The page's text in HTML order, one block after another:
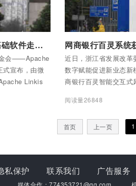
微众银行助力中国开源基础软件走向世界
会——Apache
式宣布，由微
Linkis
捐赠并毕业
近日，浙江省发展改革
数字赋能促进新业态新
商银行百灵智能交互式
阅读量26848
首页 上一页 1
私保护 联系我们 广告服务
媒体合作：774353721@qq.com